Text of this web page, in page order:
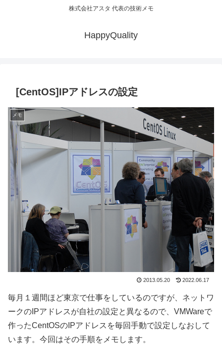
株式会社アスタ 代表の技術メモ
HappyQuality
[CentOS]IPアドレスの設定
メモ
2013.05.20 2022.06.17
毎月１週間ほど東京で仕事をしているのですが、ネットワ
ークのIPアドレスが自社の設定と異なるので、VMWareで
作ったCentOSのIPアドレスを毎回手動で設定しなおして
います。今回はその手順をメモします。